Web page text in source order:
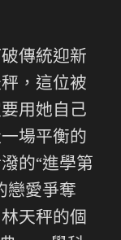
傳統迎新
，這位被
用她自己
場平衡的
的“進學第
戀愛爭奪
林天秤的個